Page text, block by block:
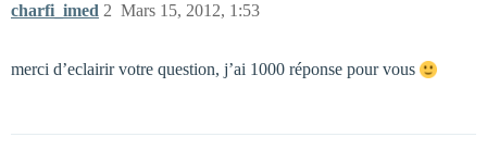
charfi_imed Mars 15, 2012, 1:53
2
merci d’eclairir votre question, j’ai 1000 réponse pour vous